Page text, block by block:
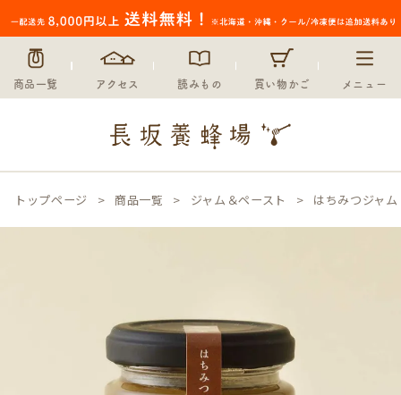
商品一覧 アクセス 読みもの 買い物かご メニュー
トップページ 商品一覧 ジャム＆ペースト はちみつジャ